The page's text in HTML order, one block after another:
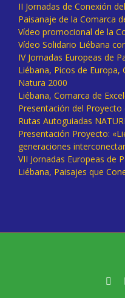
II Jornadas de Conexión
Paisanaje de la Comarca
Vídeo promocional de la
Vídeo Solidario Liébana
IV Jornadas Europeas de
Liébana, Picos de Europa,
Natura 2000
Liébana, Comarca de
Presentación del Proyecto
Rutas Autoguiadas
Presentación Proyecto:
generaciones
VII Jornadas Europeas de
Liébana, Paisajes que